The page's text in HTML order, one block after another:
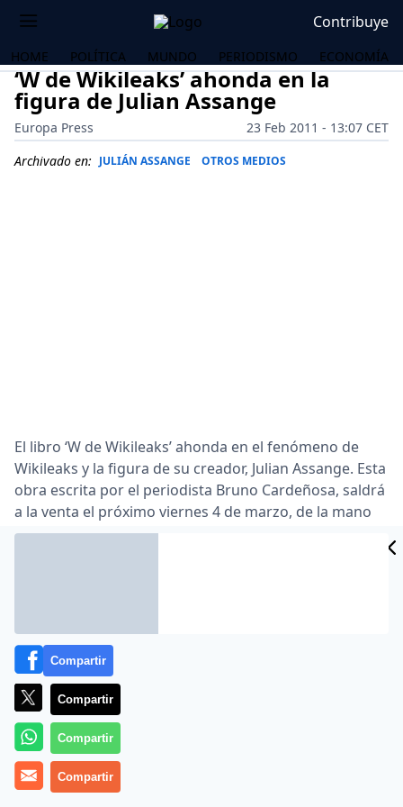
Contribuye
HOME POLÍTICA MUNDO PERIODISMO ECONOMÍA
‘W de Wikileaks’ ahonda en la
figura de Julian Assange
Europa Press
23 Feb 2011 - 13:07 CET
Archivado en: JULIÁN ASSANGE OTROS MEDIOS
El libro ‘W de Wikileaks’ ahonda en el fenómeno de
Wikileaks y la figura de su creador, Julian Assange. Esta
obra escrita por el periodista Bruno Cardeñosa, saldrá
a la venta el próximo viernes 4 de marzo, de la mano
de ‘Libros Cúpula’ de la editorial Planeta.
fenómeno que Wikileaks ha supuesto.
En él, se contarán las informaciones y filtraciones sin
presiones y ofreciendo al lector todas las claves
necesarias para entender este nuevo mundo y lo que
en él ocurre, según ha destacado la editorial en una
nota de prensa.
El libro, de 336 páginas y un precio de venta al público
Compartir
Compartir
Compartir
Compartir